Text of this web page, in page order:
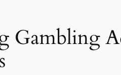
Gambling